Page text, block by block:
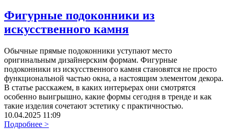
Фигурные подоконники из
искусственного камня
Обычные прямые подоконники уступают место
оригинальным дизайнерским формам. Фигурные
подоконники из искусственного камня становятся не просто
функциональной частью окна, а настоящим элементом декора.
В статье расскажем, в каких интерьерах они смотрятся
особенно выигрышно, какие формы сегодня в тренде и как
такие изделия сочетают эстетику с практичностью.
10.04.2025 11:09
Подробнее >